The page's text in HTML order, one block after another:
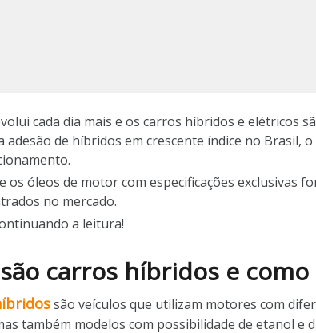
cada dia mais e os carros híbridos e elétricos
adesão de híbridos em crescente índice no
os óleos de motor com especificações exclusivas
no mercado.
a leitura!
carros híbridos e
são veículos que utilizam motores com
também modelos com possibilidade de etanol